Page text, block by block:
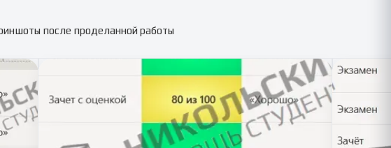
после проделанной работы